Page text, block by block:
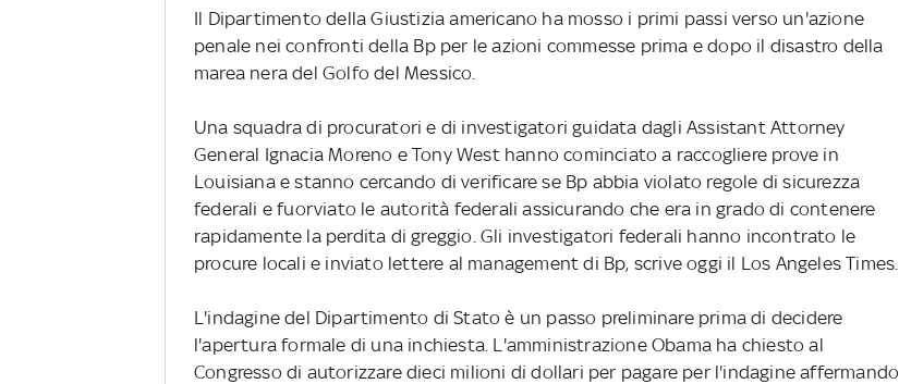
Il Dipartimento della Giustizia americano ha mosso i primi passi verso un'azione
penale nei confronti della Bp per le azioni commesse prima e dopo il disastro della
marea nera del Golfo del Messico.
Una squadra di procuratori e di investigatori guidata dagli Assistant Attorney
General Ignacia Moreno e Tony West hanno cominciato a raccogliere prove in
Louisiana e stanno cercando di verificare se Bp abbia violato regole di sicurezza
federali e fuorviato le autorità federali assicurando che era in grado di contenere
rapidamente la perdita di greggio. Gli investigatori federali hanno incontrato le
procure locali e inviato lettere al management di Bp, scrive oggi il Los Angeles Times.
L'indagine del Dipartimento di Stato è un passo preliminare prima di decidere
l'apertura formale di una inchiesta. L'amministrazione Obama ha chiesto al
Congresso di autorizzare dieci milioni di dollari per pagare per l'indagine affermando